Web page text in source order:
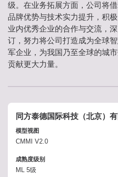
级。在业务拓展方面，公司将
品牌优势与技术实力提升，积
业内优秀企业的合作与交流，
订，努力将公司打造成为全球
军企业，为我国乃至全球的城
贡献更大力量。
同方泰德国际科技（北京）有
模型视图
CMMI V2.0
成熟度级别
ML 5级